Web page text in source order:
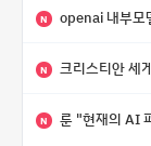
N openai 내부
N 크리스티안 세게디 "
N 룬 "현재의 AI 피해 규모가 문제가 아니